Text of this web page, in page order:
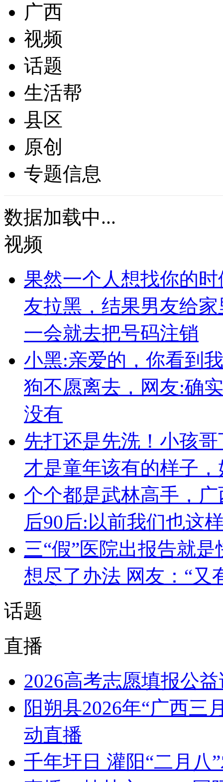
广西
视频
话题
生活帮
县区
原创
专题信息
数据加载中...
视频
果然一个人想找你的
友拉黑，结果男友给
一会就去把号码注销
小黑:亲爱的，你看到
狗不愿离去，网友:确
没有
先打还是先洗！小孩
才是童年该有的样子
个个都是武林高手，
后90后:以前我们也这
三“假”医院出报告就
想尽了办法 网友：“又
话题
直播
2026高考志愿填报公
阳朔县2026年“广西三
动直播
千年圩日 灌阳“二月八